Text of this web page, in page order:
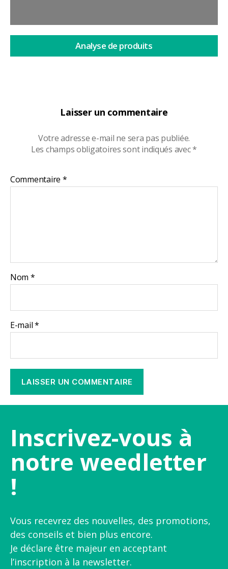
Laisser un commentaire
Votre adresse e-mail ne sera pas publiée.
Les champs obligatoires sont indiqués avec*
Commentaire *
Nom *
E-mail*
Analyse de produits
Inscrivez-vous à
notre weedletter
!
Vous recevrez des nouvelles, des promotions,
des conseils et bien plus encore.
Je déclare être majeur en acceptant
l’inscription à la newsletter.